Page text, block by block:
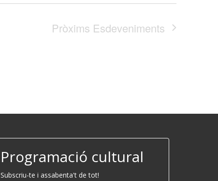
Pròxims Esdeveniments
Programació cultural
Subscriu-te i assabenta't de tot!